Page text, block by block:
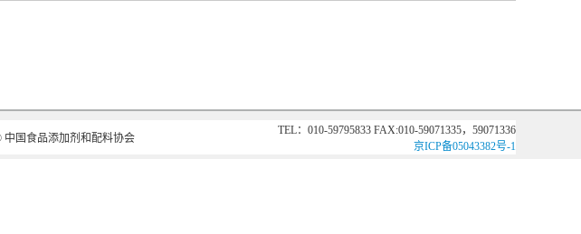
中国食品添加剂和配料协会
TEL：010-59795833 FAX:010-59071335，59071336
京ICP备05043382号-1